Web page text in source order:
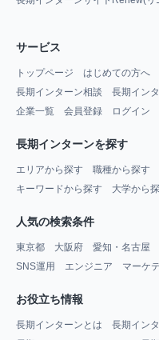
サービス
トップページ はじめての方へ
長期インターン相談
長期イン
企業一覧
会員登録 ログイン
長期インターンを探す
エリアから探す 職種から探す
キーワードから探す
大学から
人気の検索条件
東京都 大阪府 愛知・名古屋
SNS運用
エンジニア マーケ
お役立ち情報
長期インターンとは
長期イン